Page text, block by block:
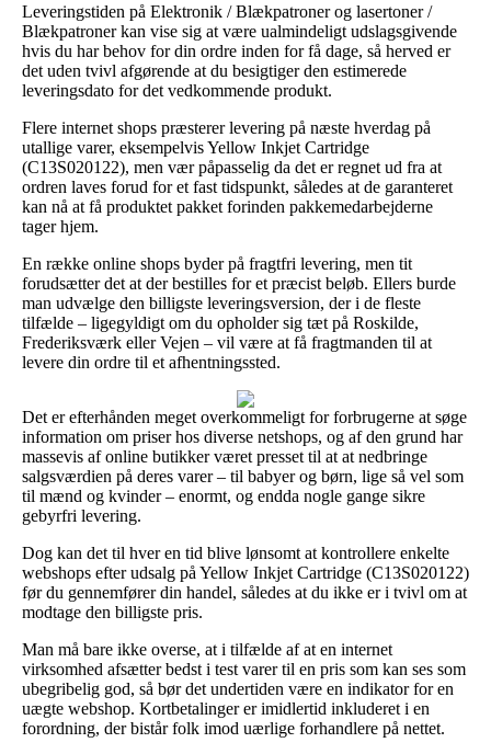
Leveringstiden på Elektronik / Blækpatroner og lasertoner /
Blækpatroner kan vise sig at være ualmindeligt udslagsgivende
hvis du har behov for din ordre inden for få dage, så herved er
det uden tvivl afgørende at du besigtiger den estimerede
leveringsdato for det vedkommende produkt.
Flere internet shops præsterer levering på næste hverdag på
utallige varer, eksempelvis Yellow Inkjet Cartridge
(C13S020122), men vær påpasselig da det er regnet ud fra at
ordren laves forud for et fast tidspunkt, således at de garanteret
kan nå at få produktet pakket forinden pakkemedarbejderne
tager hjem.
En række online shops byder på fragtfri levering, men tit
forudsætter det at der bestilles for et præcist beløb. Ellers burde
man udvælge den billigste leveringsversion, der i de fleste
tilfælde – ligegyldigt om du opholder sig tæt på Roskilde,
Frederiksværk eller Vejen – vil være at få fragtmanden til at
levere din ordre til et afhentningssted.
Det er efterhånden meget overkommeligt for forbrugerne at søge
information om priser hos diverse netshops, og af den grund har
massevis af online butikker været presset til at at nedbringe
salgsværdien på deres varer – til babyer og børn, lige så vel som
til mænd og kvinder – enormt, og endda nogle gange sikre
gebyrfri levering.
Dog kan det til hver en tid blive lønsomt at kontrollere enkelte
webshops efter udsalg på Yellow Inkjet Cartridge (C13S020122)
før du gennemfører din handel, således at du ikke er i tvivl om at
modtage den billigste pris.
Man må bare ikke overse, at i tilfælde af at en internet
virksomhed afsætter bedst i test varer til en pris som kan ses som
ubegribelig god, så bør det undertiden være en indikator for en
uægte webshop. Kortbetalinger er imidlertid inkluderet i en
forordning, der bistår folk imod uærlige forhandlere på nettet.